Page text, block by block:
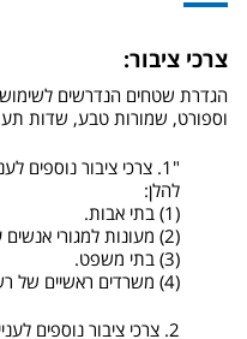
צרכי ציבור:
הגדרת שטחים הנדרשים לשימוש
וספורט, שמורות טבע, שדות
להלן:
(1) בתי אבות.
(2) מעונות למגורי אנשים עם מוגבלות.
(3) בתי משפט.
(4) משרדים ראשיים של רשויות מקומיות.